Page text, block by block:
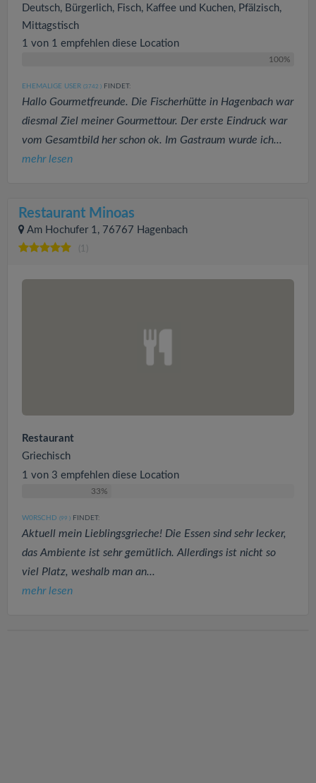
Deutsch, Bürgerlich, Fisch, Kaffee und Kuchen, Pfälzisch,
Mittagstisch
1 von 1 empfehlen diese Location
100%
EHEMALIGE USER (3742 ) FINDET:
Hallo Gourmetfreunde. Die Fischerhütte in Hagenbach war
diesmal Ziel meiner Gourmettour. Der erste Eindruck war
vom Gesamtbild her schon ok. Im Gastraum wurde ich...
mehr lesen
Restaurant Minoas
Am Hochufer 1, 76767 Hagenbach
(1)
Restaurant
Griechisch
1 von 3 empfehlen diese Location
33%
W0RSCHD (99 ) FINDET:
Aktuell mein Lieblingsgrieche! Die Essen sind sehr lecker,
das Ambiente ist sehr gemütlich. Allerdings ist nicht so
viel Platz, weshalb man an...
mehr lesen